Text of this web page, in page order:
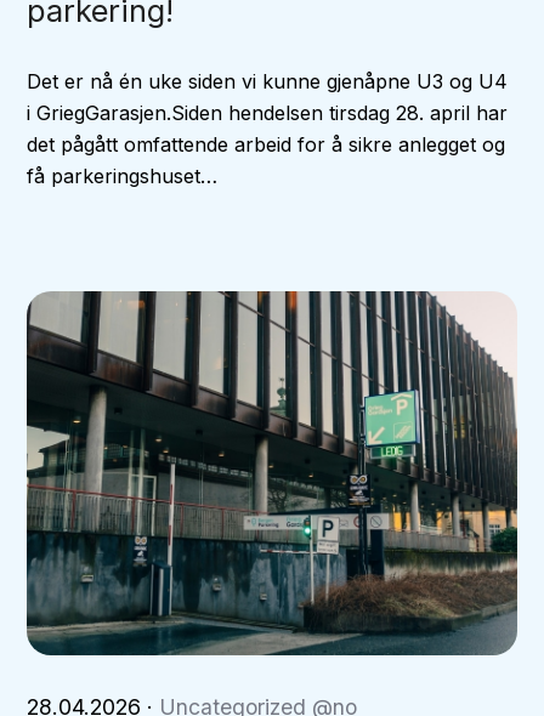
parkering!
Det er nå én uke siden vi kunne gjenåpne U3 og U4
i GriegGarasjen.Siden hendelsen tirsdag 28. april har
det pågått omfattende arbeid for å sikre anlegget og
få parkeringshuset…
28.04.2026 · Uncategorized @no